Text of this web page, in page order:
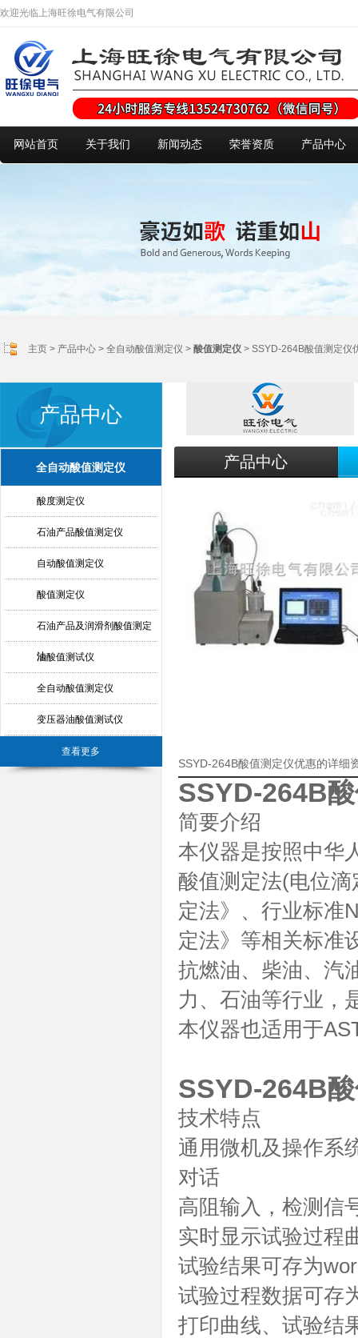
欢迎光临上海旺徐电气有限公司
网站首页 关于我们 新闻动态 荣誉资质 产品中心
主页 > 产品中心 > 全自动酸值测定仪 > 酸值测定仪 > SSYD-264B酸值测定仪
产品中心
全自动酸值测定仪
酸度测定仪
石油产品酸值测定仪
自动酸值测定仪
酸值测定仪
石油产品及润滑剂酸值测定
法
油酸值测试仪
全自动酸值测定仪
变压器油酸值测试仪
查看更多
产品中心
SSYD-264B酸值测定仪优惠的详细
SSYD-264B
简要介绍
本仪器是按照中华
酸值测定法(电位
定法》、行业标准
定法》等相关标准
抗燃油、柴油、汽
力、石油等行业，
本仪器也适用于
SSYD-264B
技术特点
通用微机及操作系
对话
高阻输入，检测信
实时显示试验过程
试验结果可存为
试验过程数据可存
打印曲线、试验结